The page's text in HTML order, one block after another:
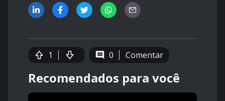
1 0 Comentar
Recomendados para você